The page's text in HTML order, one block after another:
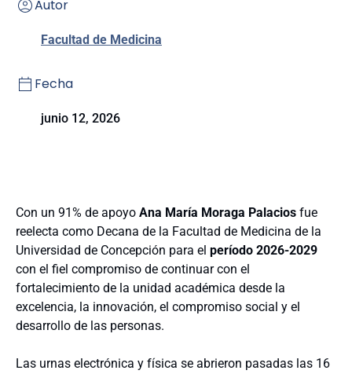
Autor
Facultad de Medicina
Fecha
junio 12, 2026
Con un 91% de apoyo Ana María Moraga Palacios fue
reelecta como Decana de la Facultad de Medicina de la
Universidad de Concepción para el período 2026-2029
con el fiel compromiso de continuar con el
fortalecimiento de la unidad académica desde la
excelencia, la innovación, el compromiso social y el
desarrollo de las personas.
Las urnas electrónica y física se abrieron pasadas las 16